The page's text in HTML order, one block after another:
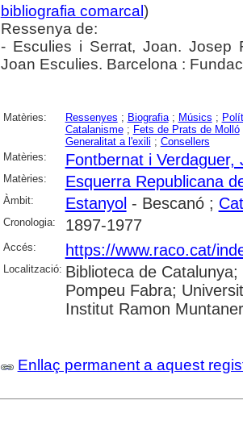
bibliografia comarcal)
Ressenya de:
- Esculies i Serrat, Joan. Josep
Joan Esculies. Barcelona :
Matèries: Ressenyes ; Biografia; Músics ;
Catalanisme; Fets de Prats de Molló
Generalitat a l'exili ; Consellers
Matèries:
Fontbernat i Verdaguer,
Matèries: Esquerra Republicana
Àmbit: Estanyol - Bescanó ;
Cronologia: 1897-1977
Accés: https://www.raco.cat/
Localització: Biblioteca de
Pompeu Fabra;
Institut Ramon
Enllaç permanent a aquest